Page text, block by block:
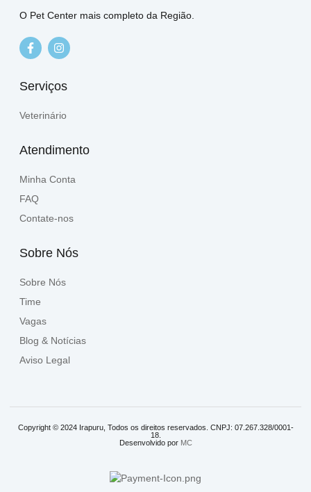
O Pet Center mais completo da Região.
Serviços
Veterinário
Atendimento
Minha Conta
FAQ
Contate-nos
Sobre Nós
Sobre Nós
Time
Vagas
Blog & Notícias
Aviso Legal
Copyright © 2024 Irapuru, Todos os direitos reservados. CNPJ: 07.267.328/0001-
18.
Desenvolvido por MC